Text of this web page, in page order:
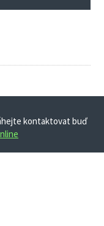
kontaktovat buď